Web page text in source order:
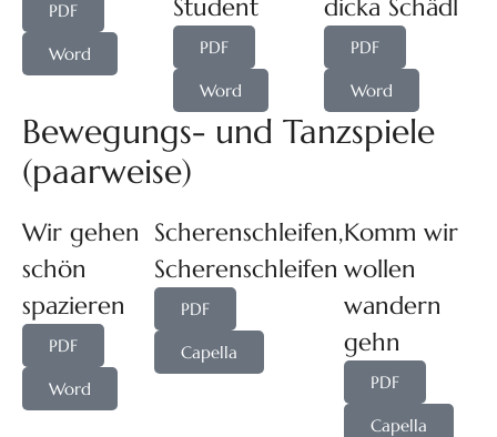
PDF
Word
Student
PDF
Word
dicka Schädl
PDF
Word
Bewegungs- und Tanzspiele
(paarweise)
Wir gehen
schön
spazieren
PDF
Word
Scherenschleifen,
Scherenschleifen
PDF
Capella
Komm wir
wollen
wandern
gehn
PDF
Capella